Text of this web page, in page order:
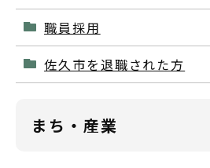
職員採用
佐久市を退職された方
まち・産業